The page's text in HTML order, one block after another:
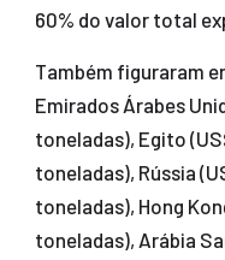
60% do valor total
Também figuraram
Emirados Árabes
toneladas), Egito
toneladas), Rússia
toneladas), Hong
toneladas), Arábia